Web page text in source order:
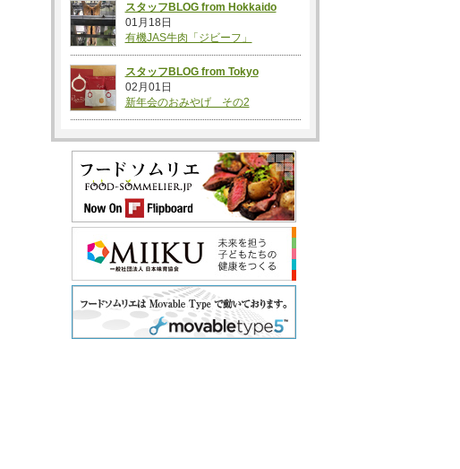
スタッフBLOG from Hokkaido
01月18日
有機JAS牛肉「ジビーフ」
スタッフBLOG from Tokyo
02月01日
新年会のおみやげ その2